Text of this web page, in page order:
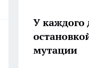
У каждого
мутации